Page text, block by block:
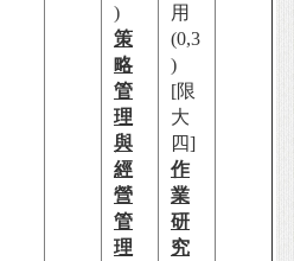
)
策
略
管
理
與
經
營
管
理
用
(0,3
)
[限
大
四]
作
業
研
究